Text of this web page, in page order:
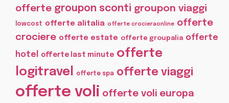
offerte groupon sconti groupon viaggi
lowcost offerte alitalia offerte crocieraonline offerte
crociere offerte estate offerte groupalia offerte
hotel
offerte last minute offerte
logitravel offerte spa offerte viaggi
offerte voli offerte voli europa